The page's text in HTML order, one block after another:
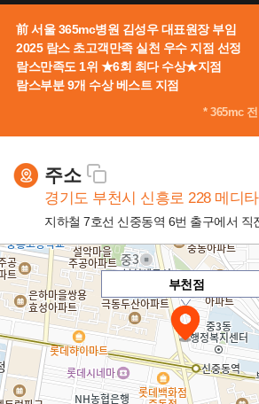
前 서울 365mc병원 김성우 대표원장 부임
2025 람스 초고객만족 실천 우수 지점 선정
람스만족도 1위 ★6회 최다 수상★지점
람스부분 9개 수상 베스트 지점
* 365mc
주소
경기도 부천시 신흥로 228 메디
지하철 7호선 신중동역 6번 출구에서 직
부천점